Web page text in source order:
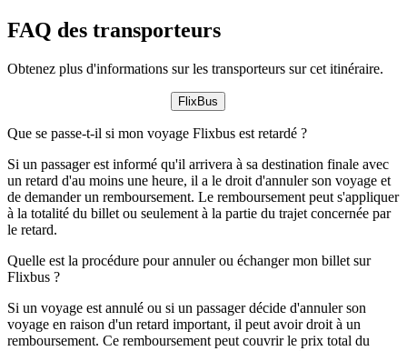
FAQ des transporteurs
Obtenez plus d'informations sur les transporteurs sur cet itinéraire.
FlixBus
Que se passe-t-il si mon voyage Flixbus est retardé ?
Si un passager est informé qu'il arrivera à sa destination finale avec
un retard d'au moins une heure, il a le droit d'annuler son voyage et
de demander un remboursement. Le remboursement peut s'appliquer
à la totalité du billet ou seulement à la partie du trajet concernée par
le retard.
Quelle est la procédure pour annuler ou échanger mon billet sur
Flixbus ?
Si un voyage est annulé ou si un passager décide d'annuler son
voyage en raison d'un retard important, il peut avoir droit à un
remboursement. Ce remboursement peut couvrir le prix total du